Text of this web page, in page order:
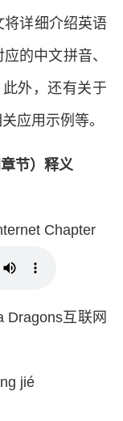
将详细介绍英语
的中文拼音、
外，还有关于
应用示例等。
节）释义
Chapter
Dragons互联网
jié